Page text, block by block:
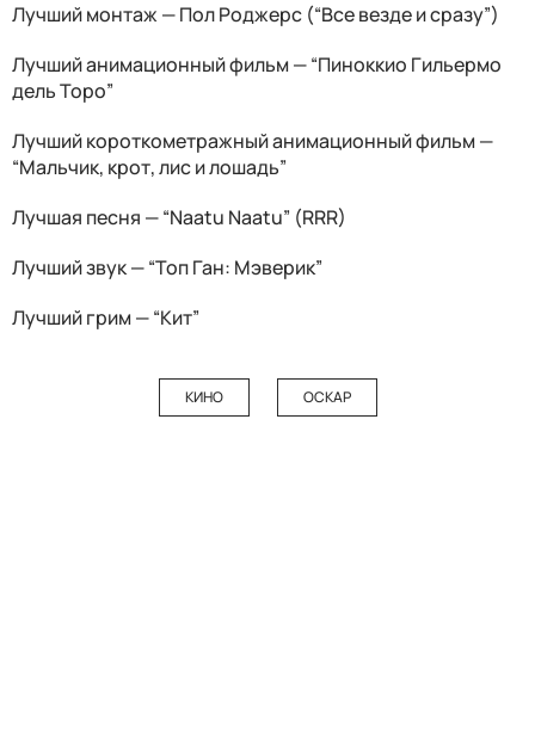
Лучший монтаж — Пол Роджерс (“Все везде и сразу”)
Лучший анимационный фильм — “Пиноккио Гильермо
дель Торо”
Лучший короткометражный анимационный фильм —
“Мальчик, крот, лис и лошадь”
Лучшая песня — “Naatu Naatu” (RRR)
Лучший звук — “Топ Ган: Мэверик”
Лучший грим — “Кит”
КИНО ОСКАР